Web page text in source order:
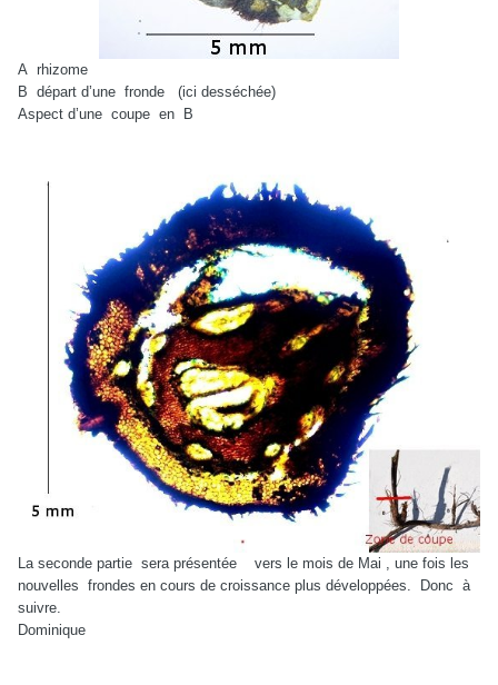
A rhizome
B départ d’une fronde
(ici desséchée)
Aspect d’une coupe en B
La seconde partie sera présentée
vers le mois de Mai , une fois les
nouvelles frondes en cours de croissance plus développées
Donc à
suivre.
Dominique